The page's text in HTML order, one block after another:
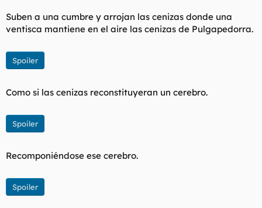
Suben a una cumbre y arrojan las cenizas donde una
ventisca mantiene en el aire las cenizas de Pulgapedorra.
Spoiler
Como si las cenizas reconstituyeran un cerebro.
Spoiler
Recomponiéndose ese cerebro.
Spoiler